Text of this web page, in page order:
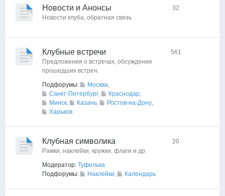
Новости и Анонсы
Новости клуба, обратная связь
32
Клубные встречи
Предложения о встречах, обсуждение
прошедших встреч.
Подфорумы:
Москва,
Санкт-Петербург, Краснодар,
Минск, Казань, Ростов-на-Дону,
Харьков
561
Клубная символика
Рамки, наклейки, кружки, флаги и др.
Модератор: Туфелька
Подфорумы:
Наклейки, Календарь
20